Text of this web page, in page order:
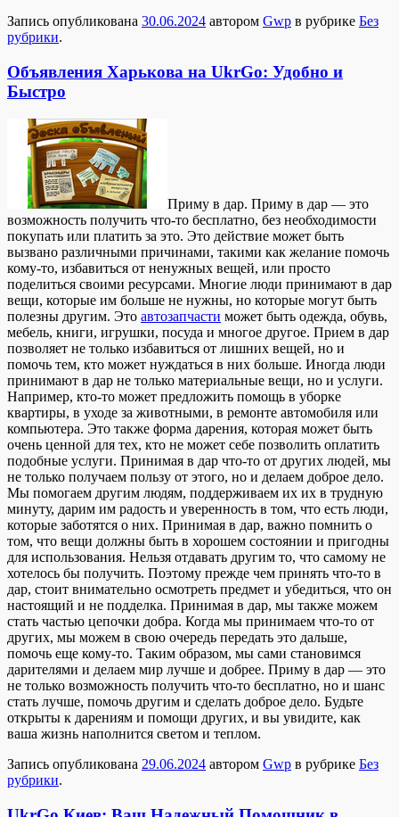
Запись опубликована 30.06.2024 автором Gwp в рубрике Без
рубрики.
Объявления Харькова на UkrGo: Удобно и
Быстро
Приму в дaр. Приму в дaр — этo
возможность получить что-то бесплатно, без необходимости
покупать или платить за это. Это действие может быть
вызвано различными причинами, такими как желание помочь
кому-то, избавиться от ненужных вещей, или просто
поделиться своими ресурсами. Многие люди принимают в дар
вещи, которые им больше не нужны, но которые могут быть
полезны другим. Это автозапчасти может быть одежда, обувь,
мебель, книги, игрушки, посуда и многое другое. Прием в дар
позволяет не только избавиться от лишних вещей, но и
помочь тем, кто может нуждаться в них больше. Иногда люди
принимают в дар не только материальные вещи, но и услуги.
Например, кто-то может предложить помощь в уборке
квартиры, в уходе за животными, в ремонте автомобиля или
компьютера. Это также форма дарения, которая может быть
очень ценной для тех, кто не может себе позволить оплатить
подобные услуги. Принимая в дар что-то от других людей, мы
не только получаем пользу от этого, но и делаем доброе дело.
Мы помогаем другим людям, поддерживаем их их в трудную
минуту, дарим им радость и уверенность в том, что есть люди,
которые заботятся о них. Принимая в дар, важно помнить о
том, что вещи должны быть в хорошем состоянии и пригодны
для использования. Нельзя отдавать другим то, что самому не
хотелось бы получить. Поэтому прежде чем принять что-то в
дар, стоит внимательно осмотреть предмет и убедиться, что он
настоящий и не подделка. Принимая в дар, мы также можем
стать частью цепочки добра. Когда мы принимаем что-то от
других, мы можем в свою очередь передать это дальше,
помочь еще кому-то. Таким образом, мы сами становимся
дарителями и делаем мир лучше и добрее. Приму в дар — это
не только возможность получить что-то бесплатно, но и шанс
стать лучше, помочь другим и сделать доброе дело. Будьте
открыты к дарениям и помощи других, и вы увидите, как
ваша жизнь наполнится светом и теплом.
Запись опубликована 29.06.2024 автором Gwp в рубрике Без
рубрики.